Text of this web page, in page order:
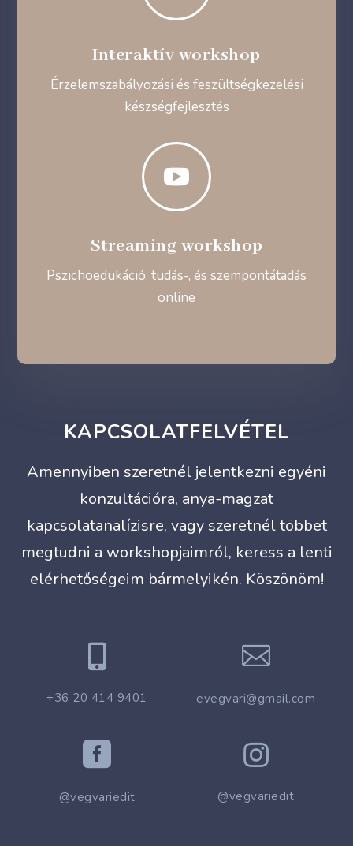
Interaktív workshop
Érzelemszabályozási és feszültségkezelési
készségfejlesztés

Streaming workshop
Pszichoedukáció: tudás-, és szempontátadás
online
KAPCSOLATFELVÉTEL
Amennyiben szeretnél jelentkezni egyéni
konzultációra, anya-magzat
kapcsolatanalízisre, vagy szeretnél többet
megtudni a workshopjaimról, keress a lenti
elérhetőségeim bármelyikén. Köszönöm!

+36 20 414 9401

evegvari@gmail.com

@vegvariedit

@vegvariedit